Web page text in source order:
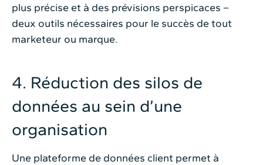
plus précise et à des prévisions perspicaces –
deux outils nécessaires pour le succès de tout
marketeur ou marque.
4. Réduction des silos de
données au sein d’une
organisation
Une plateforme de données client permet à